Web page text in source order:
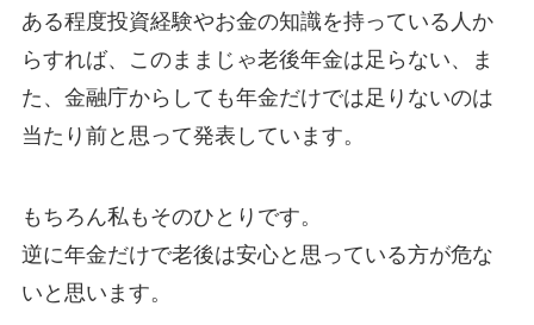
ある程度投資経験やお金の知識を持っている人か
らすれば、このままじゃ老後年金は足らない、ま
た、金融庁からしても年金だけでは足りないのは
当たり前と思って発表しています。
もちろん私もそのひとりです。
逆に年金だけで老後は安心と思っている方が危な
いと思います。